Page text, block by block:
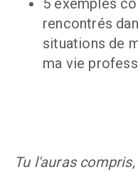
5 exemples
rencontrés
situations de
ma vie
Tu l'auras